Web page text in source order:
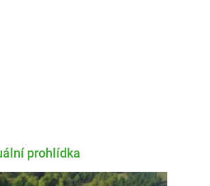
prohlídka